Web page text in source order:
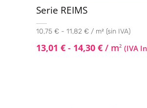
Serie REIMS
10,75 € - 11,82 € / m² (sin IVA)
13,01 € - 14,30 € / m2 (IVA